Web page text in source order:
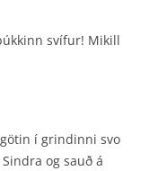
svífur! Mikill
í grindinni svo
og sauð á